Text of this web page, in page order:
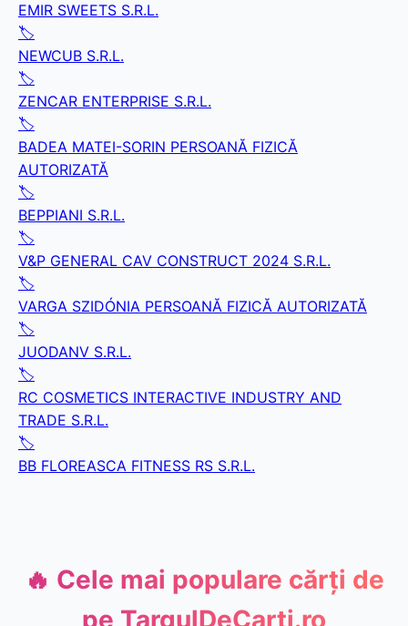
EMIR SWEETS S.R.L.
🏷️
NEWCUB S.R.L.
🏷️
ZENCAR ENTERPRISE S.R.L.
🏷️
BADEA MATEI-SORIN PERSOANĂ FIZICĂ
AUTORIZATĂ
🏷️
BEPPIANI S.R.L.
🏷️
V&P GENERAL CAV CONSTRUCT 2024 S.R.L.
🏷️
VARGA SZIDÓNIA PERSOANĂ FIZICĂ AUTORIZATĂ
🏷️
JUODANV S.R.L.
🏷️
RC COSMETICS INTERACTIVE INDUSTRY AND
TRADE S.R.L.
🏷️
BB FLOREASCA FITNESS RS S.R.L.
🔥 Cele mai populare cărți de
pe TargulDeCarti.ro